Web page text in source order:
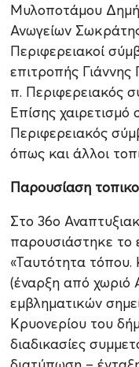
Μυλοποτάμου
Ανωγείων
Περιφερειακοί
επιτροπής
π. Περιφερειακός
Επίσης
Περιφερειακός
όπως και άλλοι
Παρουσίαση
Στο 36ο
παρουσιάστηκε το
«Ταυτότητα τόπου.
(έναρξη από χωριό
εμβληματικών
Κρυονερίου του
διαδικασίες